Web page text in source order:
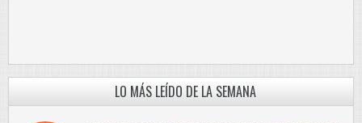
LO MÁS LEÍDO DE LA SEMANA